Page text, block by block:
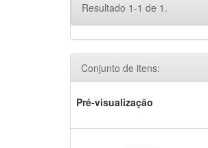
Resultado 1-1 de 1.
Conjunto de itens:
Pré-visualização